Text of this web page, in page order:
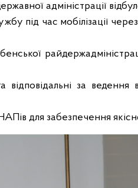
адміністрації
під час мобілізації
за ведення
для забезпечення